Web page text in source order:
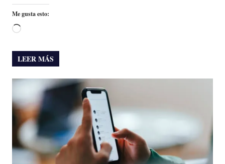
Me gusta esto:
Cargando...
LEER MÁS